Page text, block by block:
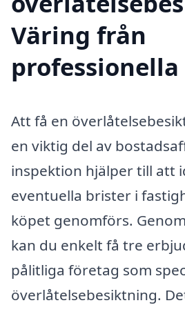
Väring från
Att få en
en viktig del av
inspektion hjälper till att
eventuella brister i
köpet genomförs.
kan du enkelt få tre
pålitliga företag som
överlåtelsebesiktning.